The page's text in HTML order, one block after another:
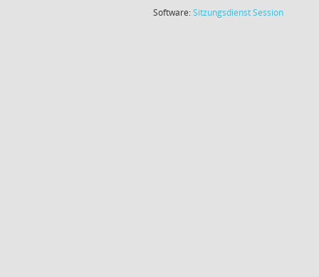
Software:SitzungsdienstSession(Wird in